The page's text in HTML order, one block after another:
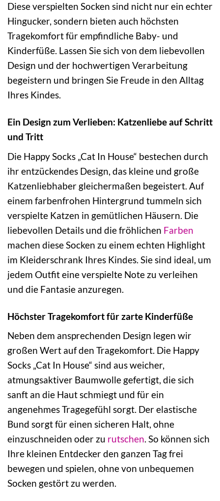
Diese verspielten Socken sind nicht nur ein echter
Hingucker, sondern bieten auch höchsten
Tragekomfort für empfindliche Baby- und
Kinderfüße. Lassen Sie sich von dem liebevollen
Design und der hochwertigen Verarbeitung
begeistern und bringen Sie Freude in den Alltag
Ihres Kindes.
Ein Design zum Verlieben: Katzenliebe auf Schritt
und Tritt
Die Happy Socks „Cat In House“ bestechen durch
ihr entzückendes Design, das kleine und große
Katzenliebhaber gleichermaßen begeistert. Auf
einem farbenfrohen Hintergrund tummeln sich
verspielte Katzen in gemütlichen Häusern. Die
liebevollen Details und die fröhlichen Farben
machen diese Socken zu einem echten Highlight
im Kleiderschrank Ihres Kindes. Sie sind ideal, um
jedem Outfit eine verspielte Note zu verleihen
und die Fantasie anzuregen.
Höchster Tragekomfort für zarte Kinderfüße
Neben dem ansprechenden Design legen wir
großen Wert auf den Tragekomfort. Die Happy
Socks „Cat In House“ sind aus weicher,
atmungsaktiver Baumwolle gefertigt, die sich
sanft an die Haut schmiegt und für ein
angenehmes Tragegefühl sorgt. Der elastische
Bund sorgt für einen sicheren Halt, ohne
einzuschneiden oder zu rutschen. So können sich
Ihre kleinen Entdecker den ganzen Tag frei
bewegen und spielen, ohne von unbequemen
Socken gestört zu werden.